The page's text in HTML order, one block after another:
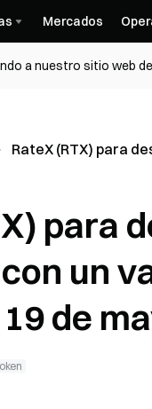
Mercados
a nuestro sitio web
RateX (RTX) para
para
un
de